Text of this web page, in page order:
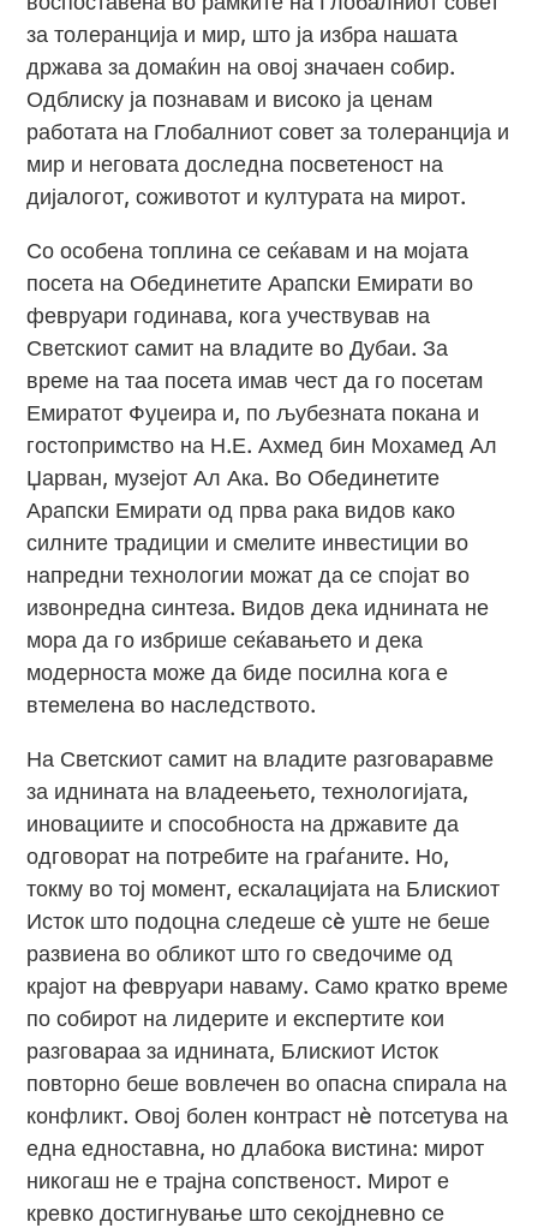
за толеранција и мир, што ја избра нашата
држава за домаќин на овој значаен собир.
Одблиску ја познавам и високо ја ценам
работата на Глобалниот совет за толеранција и
мир и неговата доследна посветеност на
дијалогот, соживотот и културата на мирот.
Со особена топлина се сеќавам и на мојата
посета на Обединетите Арапски Емирати во
февруари годинава, кога учествував на
Светскиот самит на владите во Дубаи. За
време на таа посета имав чест да го посетам
Емиратот Фуџеира и, по љубезната покана и
гостопримство на Н.Е. Ахмед бин Мохамед Ал
Џарван, музејот Ал Ака. Во Обединетите
Арапски Емирати од прва рака видов како
силните традиции и смелите инвестиции во
напредни технологии можат да се спојат во
извонредна синтеза. Видов дека иднината не
мора да го избрише сеќавањето и дека
модерноста може да биде посилна кога е
втемелена во наследството.
На Светскиот самит на владите разговаравме
за иднината на владеењето, технологијата,
иновациите и способноста на државите да
одговорат на потребите на граѓаните. Но,
токму во тој момент, ескалацијата на Блискиот
Исток што подоцна следеше сè уште не беше
развиена во обликот што го сведочиме од
крајот на февруари наваму. Само кратко време
по собирот на лидерите и експертите кои
разговараа за иднината, Блискиот Исток
повторно беше вовлечен во опасна спирала на
конфликт. Овој болен контраст нè потсетува на
една едноставна, но длабока вистина: мирот
никогаш не е трајна сопственост. Мирот е
кревко достигнување што секојдневно се